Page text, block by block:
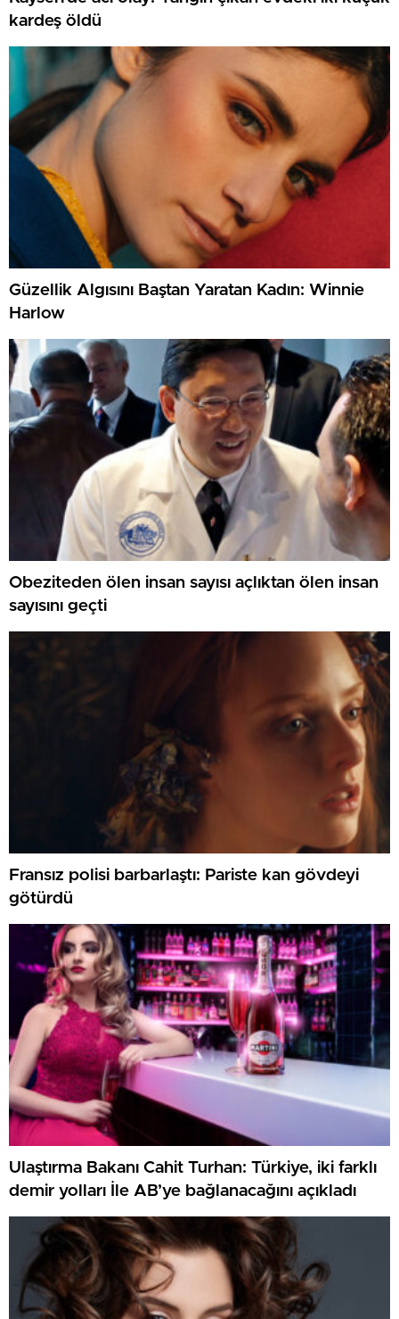
kardeş öldü
Güzellik Algısını Baştan Yaratan Kadın: Winnie
Harlow
Obeziteden ölen insan sayısı açlıktan ölen insan
sayısını geçti
Fransız polisi barbarlaştı: Pariste kan gövdeyi
götürdü
Ulaştırma Bakanı Cahit Turhan: Türkiye, iki farklı
demir yolları İle AB’ye bağlanacağını açıkladı